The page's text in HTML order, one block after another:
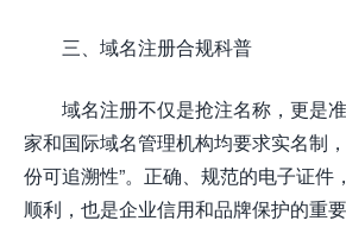
三、域名注册合规科普
域名注册不仅是抢注名称，更是
家和国际域名管理机构均要求实名制
份可追溯性”。正确、规范的电子证件
顺利，也是企业信用和品牌保护的重